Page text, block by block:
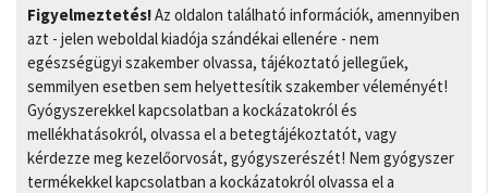
Figyelmeztetés!Az oldalon található információk, amennyiben
azt - jelen weboldal kiadója szándékai ellenére - nem
egészségügyi szakember olvassa, tájékoztató jellegűek,
semmilyen esetben sem helyettesítik szakember véleményét!
Gyógyszerekkel kapcsolatban a kockázatokról és
mellékhatásokról, olvassa el a betegtájékoztatót, vagy
kérdezze meg kezelőorvosát, gyógyszerészét! Nem gyógyszer
termékekkel kapcsolatban a kockázatokról olvassa el a